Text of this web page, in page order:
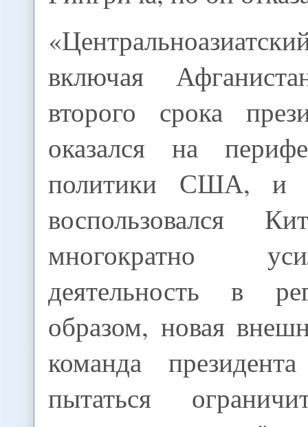
включая
второго срока
оказался на
политики США, и
воспользовался
многократно
деятельность в
образом, новая
команда
пытаться